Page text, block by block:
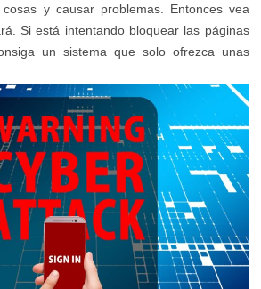
y causar problemas. Entonces vea
Si está intentando bloquear las páginas
un sistema que solo ofrezca unas